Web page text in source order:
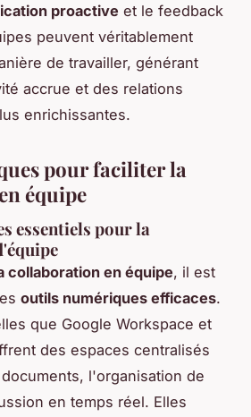
proactive et le feedback
peuvent véritablement
de travailler, générant
accrue et des relations
enrichissantes.
pour faciliter la
équipe
essentiels pour la
collaboration en équipe, il est
outils numériques efficaces.
que Google Workspace et
des espaces centralisés
l'organisation de
en temps réel. Elles